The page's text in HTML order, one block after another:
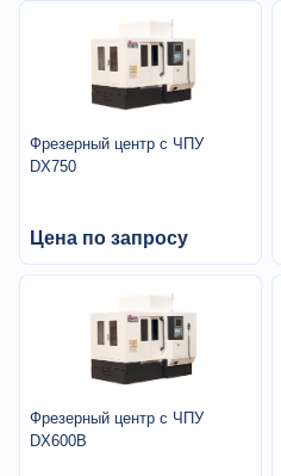
Фрезерный центр с ЧПУ
DX750
Цена по запросу
Фрезерный центр с ЧПУ
DX600B